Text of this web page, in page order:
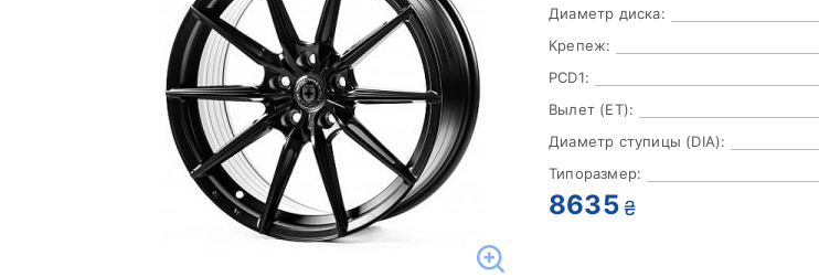
Диаметр диска:
Крепеж:
PCD1:
Вылет (ET):
Диаметр ступицы (DIA):
Типоразмер:
8635 ₴